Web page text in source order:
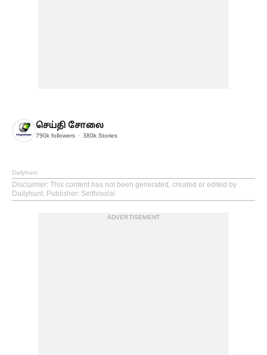
செய்தி சோலை
790k followers 380k Stories
Dailyhunt
Disclaimer: This content has not been generated, created or edited by
Dailyhunt. Publisher: Seithisolai
ADVERTISEMENT